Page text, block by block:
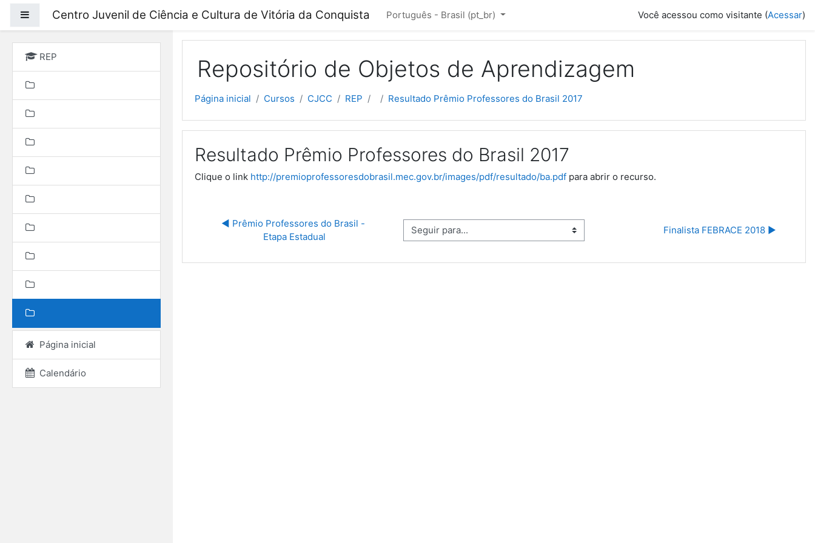
Painel lateral
Centro Juvenil de Ciência e Cultura de Vitória da Conquista Português - Brasil ‎(pt_br)‎ Você acessou como visitante (Acessar)
REP
Página inicial
Calendário
Repositório de Objetos de Aprendizagem
Página inicial Cursos CJCC REP Resultado Prêmio Professores do Brasil 2017
Resultado Prêmio Professores do Brasil 2017
Clique o link http://premioprofessoresdobrasil.mec.gov.br/images/pdf/resultado/ba.pdf para abrir o recurso.
◀︎ Prêmio Professores do Brasil -
Etapa Estadual
Seguir para... Finalista FEBRACE 2018 ▶︎